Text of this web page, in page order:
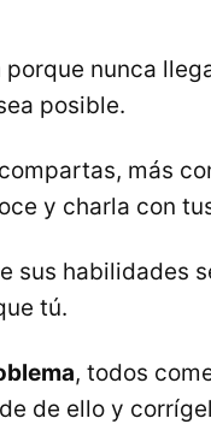
porque nunca
posible.
más
y charla con
sus habilidades
tú.
, todos
de ello y